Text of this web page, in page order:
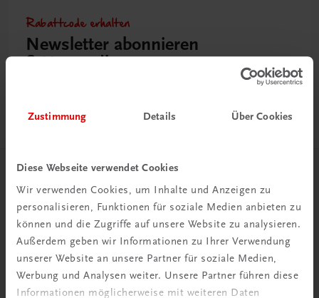
Zustimmung Details Über Cookies
Diese Webseite verwendet Cookies
Wir verwenden Cookies, um Inhalte und Anzeigen zu
personalisieren, Funktionen für soziale Medien anbieten zu
können und die Zugriffe auf unsere Website zu analysieren.
Außerdem geben wir Informationen zu Ihrer Verwendung
unserer Website an unsere Partner für soziale Medien,
Werbung und Analysen weiter. Unsere Partner führen diese
Informationen möglicherweise mit weiteren Daten
Rabattcode erhalten
Newsletter abonnieren
& Versandkosten sparen
Herzlich willkommen bei TRAUNER!
Wir über uns